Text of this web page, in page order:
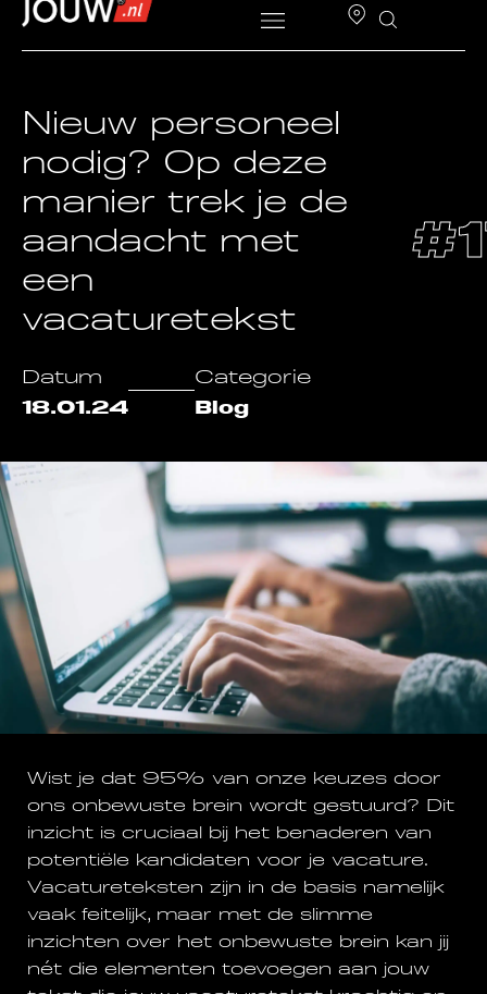
Nieuw personeel
nodig? Op deze
manier trek je de
aandacht met
een
vacaturetekst
Datum
18.01.24
Categorie
Blog
Wist je dat 95% van onze keuzes door
ons onbewuste brein wordt gestuurd? Dit
inzicht is cruciaal bij het benaderen van
potentiële kandidaten voor je vacature.
Vacatureteksten zijn in de basis namelijk
vaak feitelijk, maar met de slimme
inzichten over het onbewuste brein kan jij
nét die elementen toevoegen aan jouw